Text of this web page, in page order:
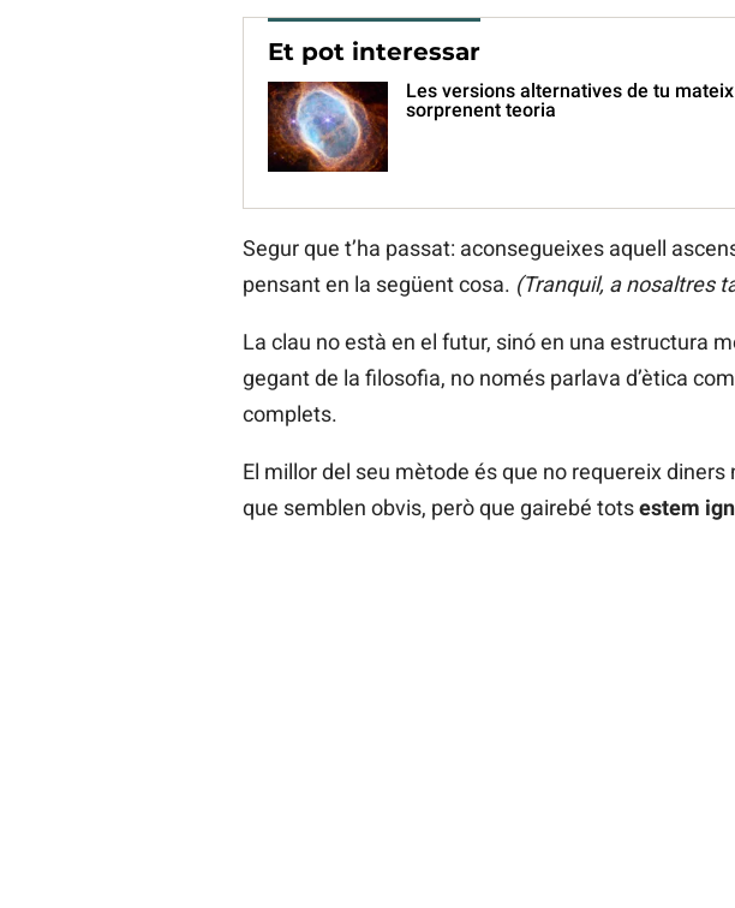
Et pot interessar
Les versions alternatives de tu
sorprenent teoria
Segur que t’ha passat: aconsegueixes aquell
pensant en la següent cosa. (Tranquil, a nosaltres
La clau no està en el futur, sinó en una estructura
gegant de la filosofia, no només parlava d’ètica
complets.
El millor del seu mètode és que no requereix
que semblen obvis, però que gairebé totsestem